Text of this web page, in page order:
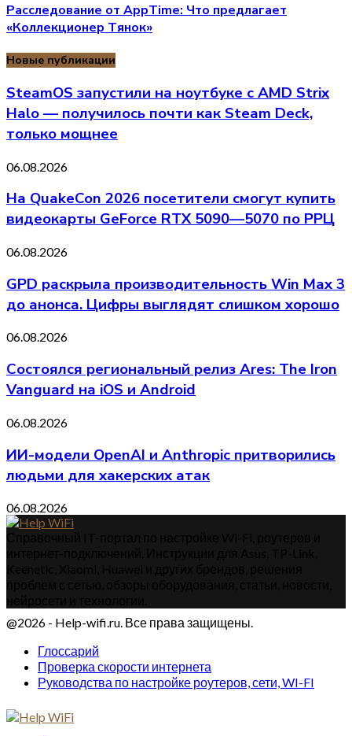
Расследование от AppTime: Что предлагает
«Коллекционер Tянок»
Новые публикации
SteamOS запустили на ноутбуке с AMD Strix
Halo — получилось почти как Steam Deck,
только мощнее
06.08.2026
На QuakeCon 2026 посетители смогут купить
видеокарты GeForce RTX 5090—5070 по РРЦ
06.08.2026
GPD раскрыла производительность Win Max 3
до анонса. Цифры выглядят слишком хорошо
06.08.2026
Состоялся региональный релиз Ares: The Iron
Vanguard на iOS и Android
06.08.2026
ИИ-модели OpenAI и Anthropic притворились
людьми для хакерских атак
06.08.2026
@2026 - Help-wifi.ru. Все права защищены.
Глоссарий
Проверка скорости интернета
Руководства по настройке роутеров, сети, WI-FI